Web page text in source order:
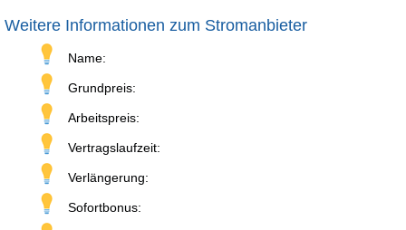
Weitere Informationen zum Stromanbieter
Name:
Grundpreis:
Arbeitspreis:
Vertragslaufzeit:
Verlängerung:
Sofortbonus: